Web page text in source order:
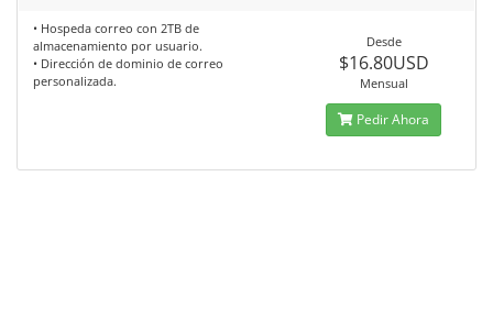
• Hospeda correo con 2TB de
almacenamiento por usuario.
• Dirección de dominio de correo
personalizada.
Desde
$16.80USD
Mensual
Pedir Ahora